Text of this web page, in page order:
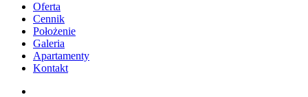
Oferta
Cennik
Położenie
Galeria
Apartamenty
Kontakt